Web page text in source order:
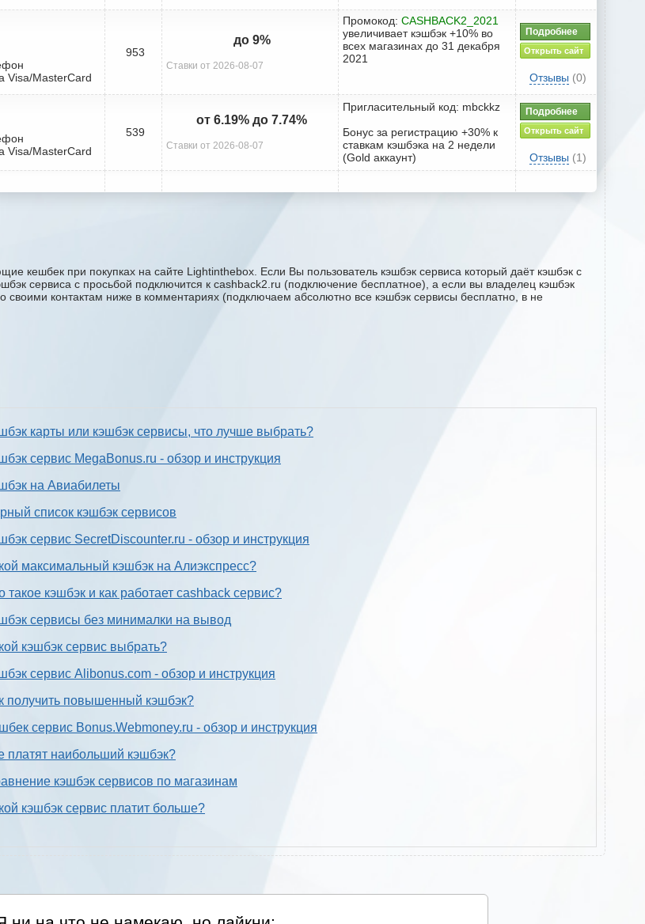
Visa/MasterCard
953
до 9%
Ставки от 2026-08-07
Промокод: CASHBACK2_2021
увеличивает кэшбэк +10% во
всех магазинах до 31 декабря
2021
Подробнее
Открыть сайт
Отзывы (0)
Visa/MasterCard
539
от 6.19% до 7.74%
Ставки от 2026-08-07
Пригласительный код: mbckkz
Бонус за регистрацию +30% к
ставкам кэшбэка на 2 недели
(Gold аккаунт)
Подробнее
Открыть сайт
Отзывы (1)
кешбек при покупках на сайте Lightinthebox. Если Вы пользователь кэшбэк сервиса который даёт кэшбэк с
сервиса с проcьбой подключится к cashback2.ru (подключение бесплатное), а если вы владелец кэшбэк
своими контактам ниже в комментариях (подключаем абсолютно все кэшбэк сервисы бесплатно, в не
карты или кэшбэк сервисы, что лучше выбрать?
сервис MegaBonus.ru - обзор и инструкция
на Авиабилеты
список кэшбэк сервисов
сервис SecretDiscounter.ru - обзор и инструкция
максимальный кэшбэк на Алиэкспресс?
такое кэшбэк и как работает cashback сервис?
сервисы без минималки на вывод
кэшбэк сервис выбрать?
сервис Alibonus.com - обзор и инструкция
получить повышенный кэшбэк?
сервис Bonus.Webmoney.ru - обзор и инструкция
платят наибольший кэшбэк?
кэшбэк сервисов по магазинам
кэшбэк сервис платит больше?